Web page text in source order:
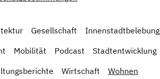
Gesellschaft Innenstadtbelebung
Mobilität Podcast Stadtentwicklung
Wirtschaft Wohnen